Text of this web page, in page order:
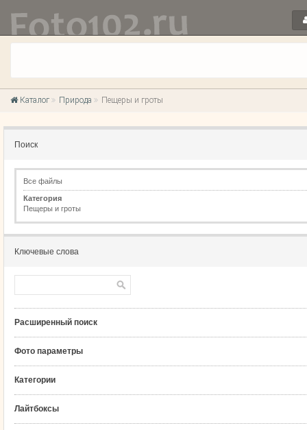
Каталог Природа Пещеры и гроты
Поиск
Все файлы
Категория
Пещеры и гроты
Ключевые слова
Расширенный поиск
Фото параметры
Категории
Лайтбоксы